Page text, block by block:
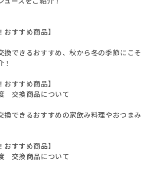
すすめ商品】
換できるおすすめ、秋から冬の季節にこそ
すすめ商品】
交換商品について
換できるおすすめの家飲み料理やおつまみ
すすめ商品】
交換商品について